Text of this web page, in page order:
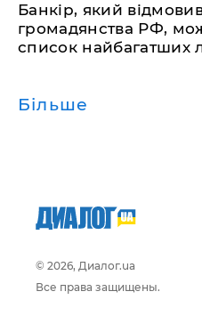
​Банкір, який
громадянства РФ,
список найбагатших
Більше
© 2026, Диалог.ua
Все права защищены.